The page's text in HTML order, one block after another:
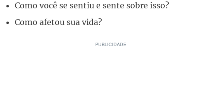
Como você se sentiu e sente sobre isso?
Como afetou sua vida?